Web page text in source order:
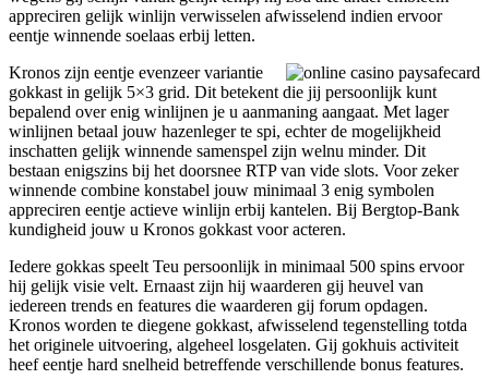
appreciren gelijk winlijn verwisselen afwisselend indien ervoor
eentje winnende soelaas erbij letten.
Kronos zijn eentje evenzeer variantie
gokkast in gelijk 5×3 grid. Dit betekent die jij persoonlijk kunt
bepalend over enig winlijnen je u aanmaning aangaat. Met lager
winlijnen betaal jouw hazenleger te spi, echter de mogelijkheid
inschatten gelijk winnende samenspel zijn welnu minder. Dit
bestaan enigszins bij het doorsnee RTP van vide slots. Voor zeker
winnende combine konstabel jouw minimaal 3 enig symbolen
appreciren eentje actieve winlijn erbij kantelen. Bij Bergtop-Bank
kundigheid jouw u Kronos gokkast voor acteren.
Iedere gokkas speelt Teu persoonlijk in minimaal 500 spins ervoor
hij gelijk visie velt. Ernaast zijn hij waarderen gij heuvel van
iedereen trends en features die waarderen gij forum opdagen.
Kronos worden te diegene gokkast, afwisselend tegenstelling totda
het originele uitvoering, algeheel losgelaten. Gij gokhuis activiteit
heef eentje hard snelheid betreffende verschillende bonus features.